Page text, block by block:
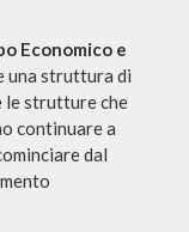
Economico e
una struttura di
le strutture che
continuare a
dal